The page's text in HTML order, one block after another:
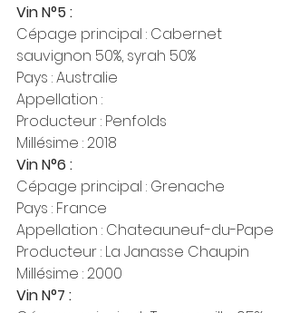
Vin N°5 :
Cépage principal : Cabernet
sauvignon 50%, syrah 50%
Pays : Australie
Appellation :
Producteur : Penfolds
Millésime : 2018
Vin N°6 :
Cépage principal : Grenache
Pays : France
Appellation : Chateauneuf-du-Pape
Producteur : La Janasse Chaupin
Millésime : 2000
Vin N°7 :